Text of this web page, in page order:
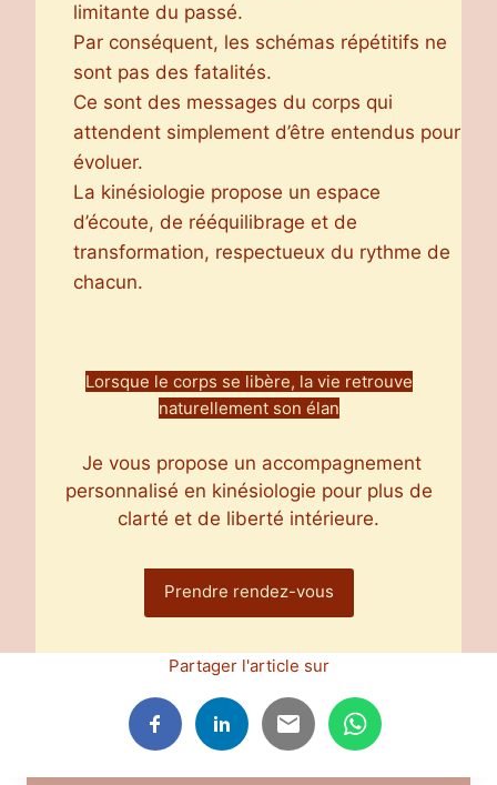
limitante du passé.
Par conséquent, les schémas répétitifs ne
sont pas des fatalités.
Ce sont des messages du corps qui
attendent simplement d’être entendus pour
évoluer.
La kinésiologie propose un espace
d’écoute, de rééquilibrage et de
transformation, respectueux du rythme de
chacun.
Lorsque le corps se libère, la vie retrouve
naturellement son élan
Je vous propose un accompagnement
personnalisé en kinésiologie pour plus de
clarté et de liberté intérieure.
Prendre rendez-vous
Partager l'article sur